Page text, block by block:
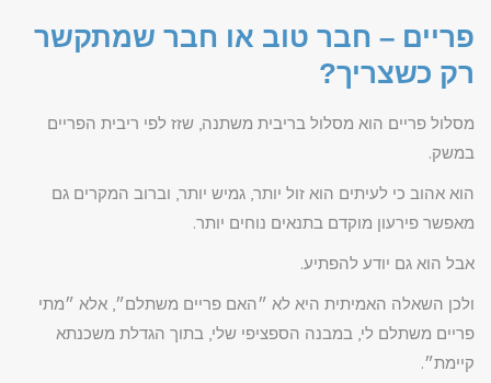
פריים – חבר טוב או חבר שמתקשר
רק כשצריך?
מסלול פריים הוא מסלול בריבית משתנה, שזז לפי ריבית הפריים
במשק.
הוא אהוב כי לעיתים הוא זול יותר, גמיש יותר, וברוב המקרים גם
מאפשר פירעון מוקדם בתנאים נוחים יותר.
אבל הוא גם יודע להפתיע.
ולכן השאלה האמיתית היא לא ״האם פריים משתלם״, אלא ״מתי
פריים משתלם לי, במבנה הספציפי שלי, בתוך הגדלת משכנתא
קיימת״.